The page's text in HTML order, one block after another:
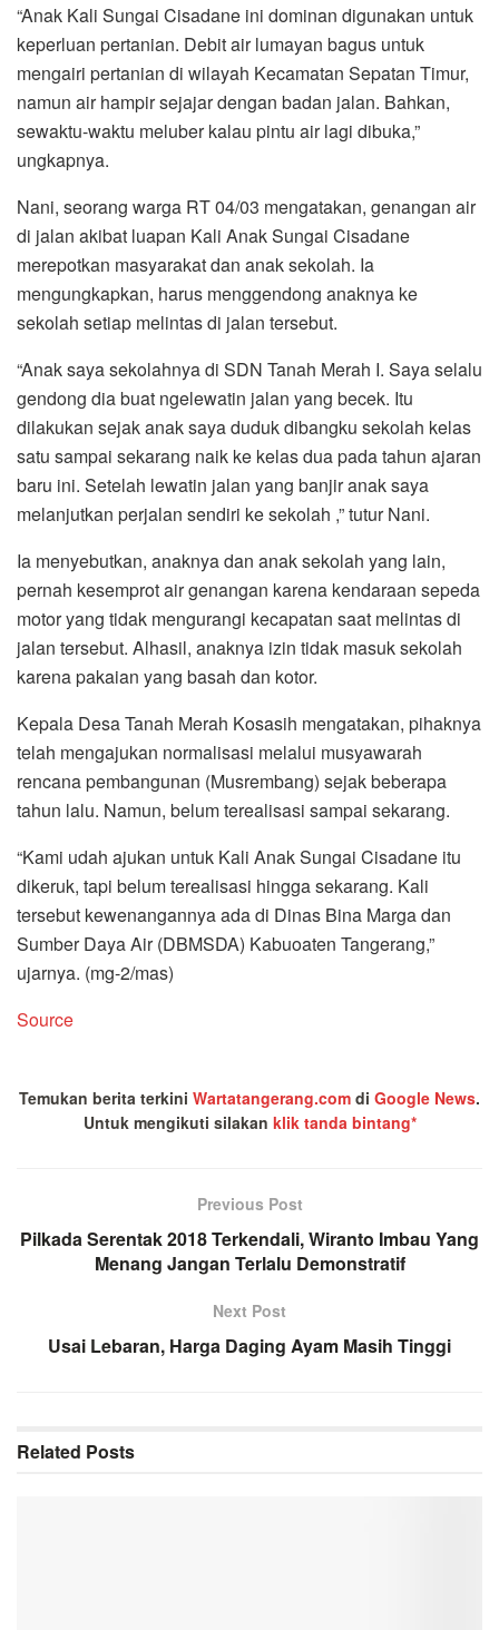
“Anak Kali Sungai Cisadane ini dominan digunakan untuk
keperluan pertanian. Debit air lumayan bagus untuk
mengairi pertanian di wilayah Kecamatan Sepatan Timur,
namun air hampir sejajar dengan badan jalan. Bahkan,
sewaktu-waktu meluber kalau pintu air lagi dibuka,”
ungkapnya.
Nani, seorang warga RT 04/03 mengatakan, genangan air
di jalan akibat luapan Kali Anak Sungai Cisadane
merepotkan masyarakat dan anak sekolah. Ia
mengungkapkan, harus menggendong anaknya ke
sekolah setiap melintas di jalan tersebut.
“Anak saya sekolahnya di SDN Tanah Merah I. Saya selalu
gendong dia buat ngelewatin jalan yang becek. Itu
dilakukan sejak anak saya duduk dibangku sekolah kelas
satu sampai sekarang naik ke kelas dua pada tahun ajaran
baru ini. Setelah lewatin jalan yang banjir anak saya
melanjutkan perjalan sendiri ke sekolah ,” tutur Nani.
Ia menyebutkan, anaknya dan anak sekolah yang lain,
pernah kesemprot air genangan karena kendaraan sepeda
motor yang tidak mengurangi kecapatan saat melintas di
jalan tersebut. Alhasil, anaknya izin tidak masuk sekolah
karena pakaian yang basah dan kotor.
Kepala Desa Tanah Merah Kosasih mengatakan, pihaknya
telah mengajukan normalisasi melalui musyawarah
rencana pembangunan (Musrembang) sejak beberapa
tahun lalu. Namun, belum terealisasi sampai sekarang.
“Kami udah ajukan untuk Kali Anak Sungai Cisadane itu
dikeruk, tapi belum terealisasi hingga sekarang. Kali
tersebut kewenangannya ada di Dinas Bina Marga dan
Sumber Daya Air (DBMSDA) Kabuoaten Tangerang,”
ujarnya. (mg-2/mas)
Source
Temukan berita terkini Wartatangerang.com di Google News.
Untuk mengikuti silakan klik tanda bintang*
Previous Post
Pilkada Serentak 2018 Terkendali, Wiranto Imbau Yang
Menang Jangan Terlalu Demonstratif
Next Post
Usai Lebaran, Harga Daging Ayam Masih Tinggi
Related Posts